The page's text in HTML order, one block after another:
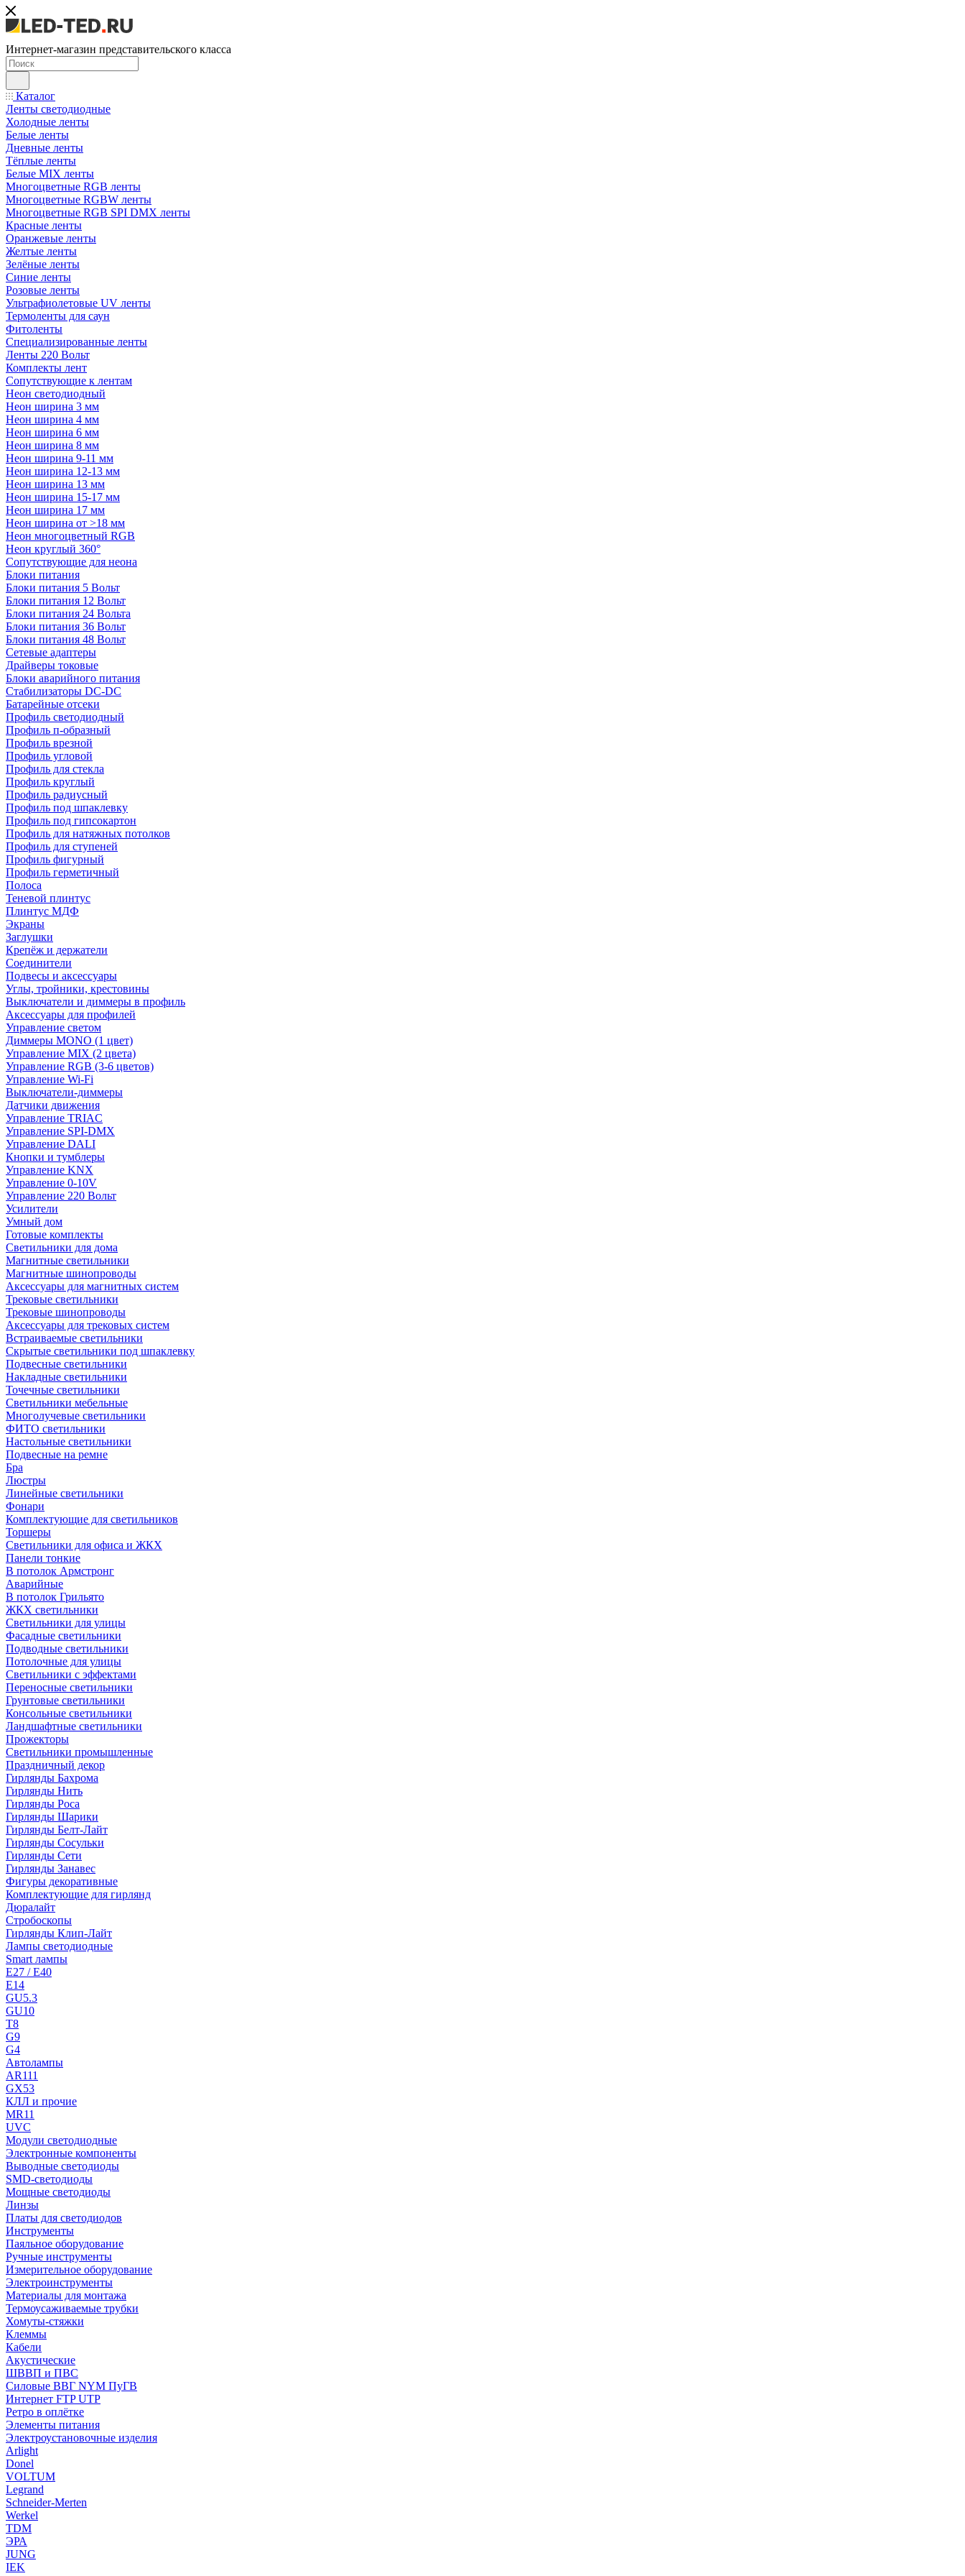
Интернет-магазин представительского класса
Каталог
Ленты светодиодные
Холодные ленты
Белые ленты
Дневные ленты
Тёплые ленты
Белые MIX ленты
Многоцветные RGB ленты
Многоцветные RGBW ленты
Многоцветные RGB SPI DMX ленты
Красные ленты
Оранжевые ленты
Желтые ленты
Зелёные ленты
Синие ленты
Розовые ленты
Ультрафиолетовые UV ленты
Термоленты для саун
Фитоленты
Специализированные ленты
Ленты 220 Вольт
Комплекты лент
Сопутствующие к лентам
Неон светодиодный
Неон ширина 3 мм
Неон ширина 4 мм
Неон ширина 6 мм
Неон ширина 8 мм
Неон ширина 9-11 мм
Неон ширина 12-13 мм
Неон ширина 13 мм
Неон ширина 15-17 мм
Неон ширина 17 мм
Неон ширина от >18 мм
Неон многоцветный RGB
Неон круглый 360°
Сопутствующие для неона
Блоки питания
Блоки питания 5 Вольт
Блоки питания 12 Вольт
Блоки питания 24 Вольта
Блоки питания 36 Вольт
Блоки питания 48 Вольт
Сетевые адаптеры
Драйверы токовые
Блоки аварийного питания
Стабилизаторы DC-DC
Батарейные отсеки
Профиль светодиодный
Профиль п-образный
Профиль врезной
Профиль угловой
Профиль для стекла
Профиль круглый
Профиль радиусный
Профиль под шпаклевку
Профиль под гипсокартон
Профиль для натяжных потолков
Профиль для ступеней
Профиль фигурный
Профиль герметичный
Полоса
Теневой плинтус
Плинтус МДФ
Экраны
Заглушки
Крепёж и держатели
Соединители
Подвесы и аксессуары
Углы, тройники, крестовины
Выключатели и диммеры в профиль
Аксессуары для профилей
Управление светом
Диммеры MONO (1 цвет)
Управление MIX (2 цвета)
Управление RGB (3-6 цветов)
Управление Wi-Fi
Выключатели-диммеры
Датчики движения
Управление TRIAC
Управление SPI-DMX
Управление DALI
Кнопки и тумблеры
Управление KNX
Управление 0-10V
Управление 220 Вольт
Усилители
Умный дом
Готовые комплекты
Светильники для дома
Магнитные светильники
Магнитные шинопроводы
Аксессуары для магнитных систем
Трековые светильники
Трековые шинопроводы
Аксессуары для трековых систем
Встраиваемые светильники
Скрытые светильники под шпаклевку
Подвесные светильники
Накладные светильники
Точечные светильники
Светильники мебельные
Многолучевые светильники
ФИТО светильники
Настольные светильники
Подвесные на ремне
Бра
Люстры
Линейные светильники
Фонари
Комплектующие для светильников
Торшеры
Светильники для офиса и ЖКХ
Панели тонкие
В потолок Армстронг
Аварийные
В потолок Грильято
ЖКХ светильники
Светильники для улицы
Фасадные светильники
Подводные светильники
Потолочные для улицы
Светильники с эффектами
Переносные светильники
Грунтовые светильники
Консольные светильники
Ландшафтные светильники
Прожекторы
Светильники промышленные
Праздничный декор
Гирлянды Бахрома
Гирлянды Нить
Гирлянды Роса
Гирлянды Шарики
Гирлянды Белт-Лайт
Гирлянды Сосульки
Гирлянды Сети
Гирлянды Занавес
Фигуры декоративные
Комплектующие для гирлянд
Дюралайт
Стробоскопы
Гирлянды Клип-Лайт
Лампы светодиодные
Smart лампы
E27 / E40
E14
GU5.3
GU10
T8
G9
G4
Автолампы
AR111
GX53
КЛЛ и прочие
MR11
UVC
Модули светодиодные
Электронные компоненты
Выводные светодиоды
SMD-светодиоды
Мощные светодиоды
Линзы
Платы для светодиодов
Инструменты
Паяльное оборудование
Ручные инструменты
Измерительное оборудование
Электроинструменты
Материалы для монтажа
Термоусаживаемые трубки
Хомуты-стяжки
Клеммы
Кабели
Акустические
ШВВП и ПВС
Силовые ВВГ NYM ПуГВ
Интернет FTP UTP
Ретро в оплётке
Элементы питания
Электроустановочные изделия
Arlight
Donel
VOLTUM
Legrand
Schneider-Merten
Werkel
TDM
ЭРА
JUNG
IEK